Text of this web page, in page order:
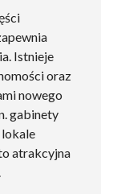
Istnieje
oraz
nowego
gabinety
lokale
atrakcyjna